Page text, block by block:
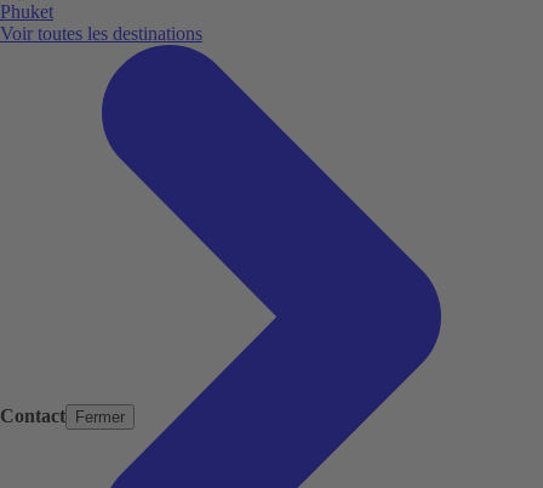
Contact Fermer
Phuket
Voir toutes les destinations